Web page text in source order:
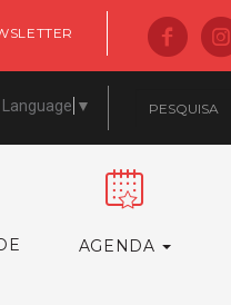
▼
AGENDA